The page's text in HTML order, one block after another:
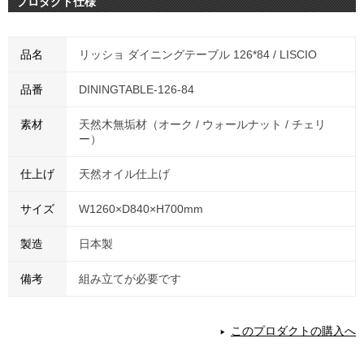
品名 リッショ ダイニングテーブル 126*84 / LISCIO
品番 DININGTABLE-126-84
素材
天然木無垢材（オーク / ウォールナット / チェリ
ー）
仕上げ 天然オイル仕上げ
サイズ W1260×D840×H700mm
製造 日本製
備考 組み立てが必要です
このプロダクトの購入へ